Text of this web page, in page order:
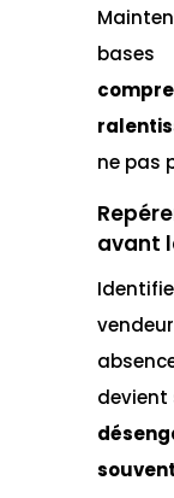
ne pas
avant
devient